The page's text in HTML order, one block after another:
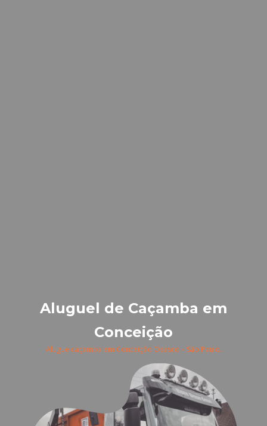
Aluguel de Caçamba em
Conceição
Alugue caçamba em Conceição Osasco – São Paulo.